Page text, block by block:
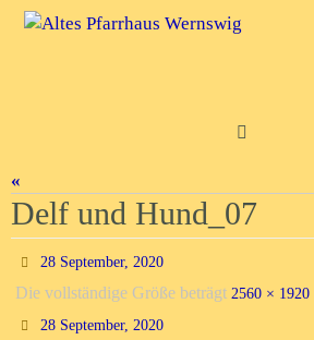
Zum
Inhalt
«
Delf und Hund_07
28 September, 2020
Die vollständige Größe beträgt 2560 × 1920
28 September, 2020